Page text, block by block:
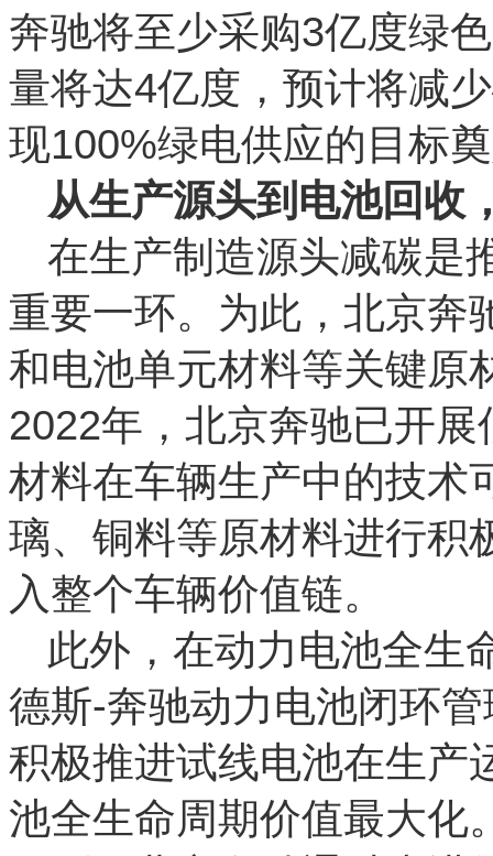
奔驰将至少采购3亿度绿
量将达4亿度，预计将减
现100%绿电供应的目标
从生产源头到电池回收
在生产制造源头减碳是
重要一环。为此，北京奔
和电池单元材料等关键原
2022年，北京奔驰已开
材料在车辆生产中的技术
璃、铜料等原材料进行积
入整个车辆价值链。
此外，在动力电池全生
德斯-奔驰动力电池闭环
积极推进试线电池在生产
池全生命周期价值最大化